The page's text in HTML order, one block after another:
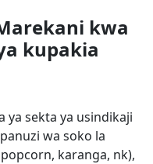
kwa
kupakia
ya sekta ya usindikaji
wa soko la
karanga, nk),